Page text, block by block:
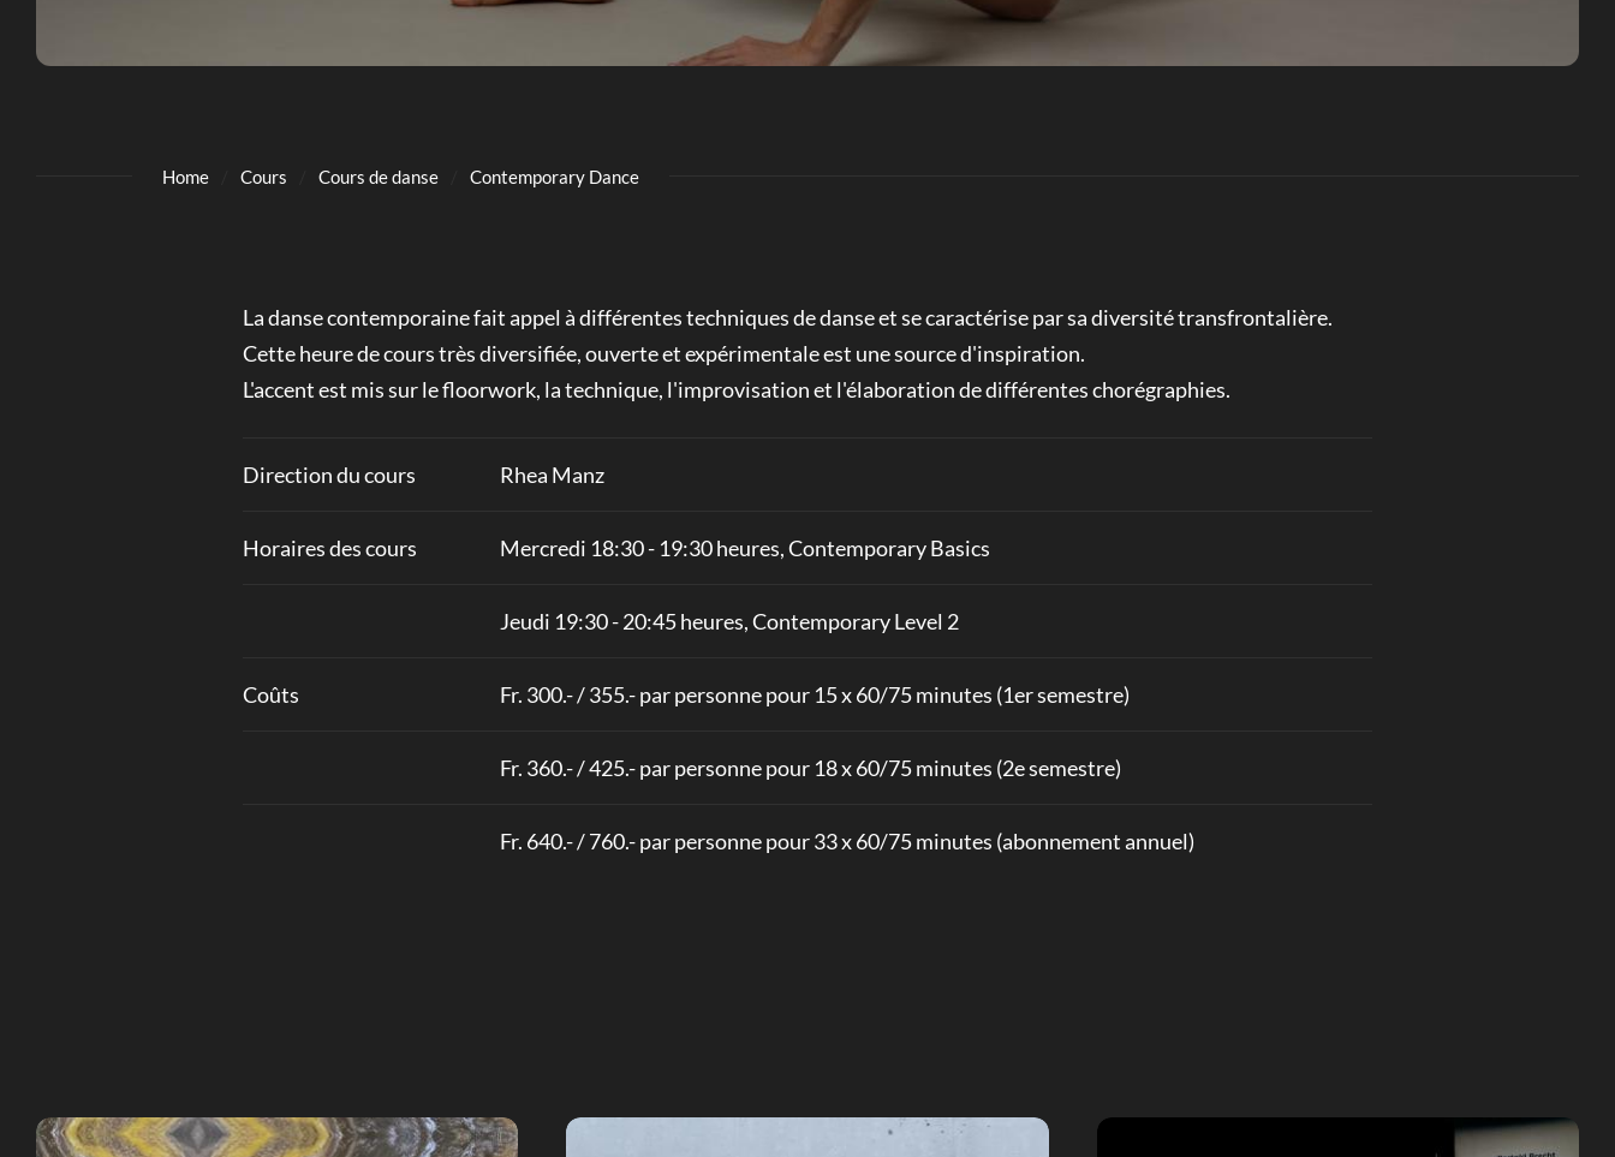
Home Cours Cours de danse Contemporary Dance
La danse contemporaine fait appel à différentes techniques de danse et se caractérise par sa diversité transfrontalière.
Cette heure de cours très diversifiée, ouverte et expérimentale est une source d'inspiration.
L'accent est mis sur le floorwork, la technique, l'improvisation et l'élaboration de différentes chorégraphies.
Direction du cours Rhea Manz
Horaires des cours Mercredi 18:30 - 19:30 heures, Contemporary Basics
Jeudi 19:30 - 20:45 heures, Contemporary Level 2
Coûts Fr. 300.- / 355.- par personne pour 15 x 60/75 minutes (1er semestre)
Fr. 360.- / 425.- par personne pour 18 x 60/75 minutes (2e semestre)
Fr. 640.- / 760.- par personne pour 33 x 60/75 minutes (abonnement annuel)